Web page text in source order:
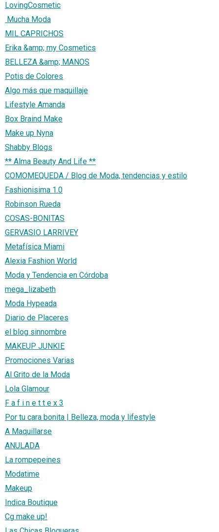
LovingCosmetic
Mucha Moda
MIL CAPRICHOS
Erika &amp; my Cosmetics
BELLEZA &amp; MANOS
Potis de Colores
Algo más que maquillaje
Lifestyle Amanda
Box Braind Make
Make up Nyna
Shabby Blogs
** Alma Beauty And Life **
COMOMEQUEDA / Blog de Moda, tendencias y estilo
Fashionisima 1.0
Robinson Rueda
COSAS-BONITAS
GERVASIO LARRIVEY
Metafísica Miami
Alexia Fashion World
Moda y Tendencia en Córdoba
mega_lizabeth
Moda Hypeada
Diario de Placeres
el blog sinnombre
MAKEUP JUNKIE
Promociones Varias
Al Grito de la Moda
Lola Glamour
F a f i n e t t e x 3
Por tu cara bonita | Belleza, moda y lifestyle
A Maquillarse
ANULADA
La rompepeines
Modatime
Makeup
Indica Boutique
Cg make up!